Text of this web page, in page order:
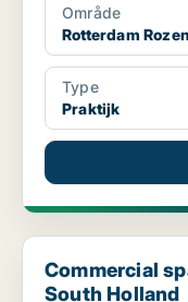
Område
Rotterdam
Type
Praktijk
Commercial space in
Commercial
South Holland